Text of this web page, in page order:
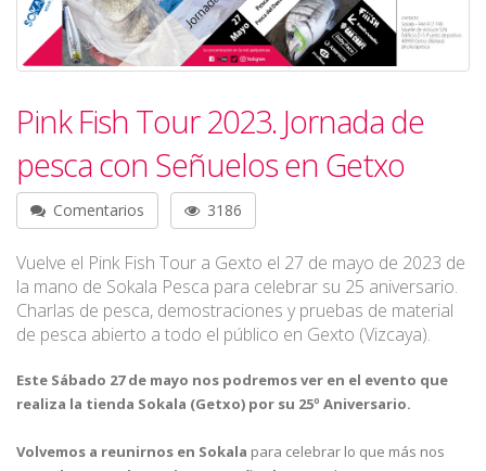
Pink Fish Tour 2023. Jornada de
pesca con Señuelos en Getxo
Comentarios 3186
Vuelve el Pink Fish Tour a Gexto el 27 de mayo de 2023 de
la mano de Sokala Pesca para celebrar su 25 aniversario.
Charlas de pesca, demostraciones y pruebas de material
de pesca abierto a todo el público en Gexto (Vizcaya).
Este Sábado 27 de mayo nos podremos ver en el evento que
realiza la tienda Sokala (Getxo) por su 25º Aniversario.
Volvemos a reunirnos en Sokala para celebrar lo que más nos